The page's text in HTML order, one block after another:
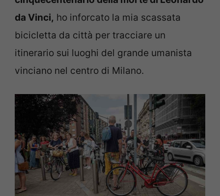
da Vinci, ho inforcato la mia scassata
bicicletta da città per tracciare un
itinerario sui luoghi del grande umanista
vinciano nel centro di Milano.